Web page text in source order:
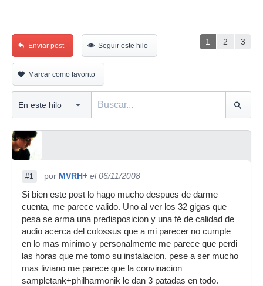
1 2 3
Enviar post Seguir este hilo
Marcar como favorito
#1 por MVRH+ el 06/11/2008
Si bien este post lo hago mucho despues de darme
cuenta, me parece valido. Uno al ver los 32 gigas que
pesa se arma una predisposicion y una fé de calidad de
audio acerca del colossus que a mi parecer no cumple
en lo mas minimo y personalmente me parece que perdi
las horas que me tomo su instalacion, pese a ser mucho
mas liviano me parece que la convinacion
sampletank+philharmonik le dan 3 patadas en todo.